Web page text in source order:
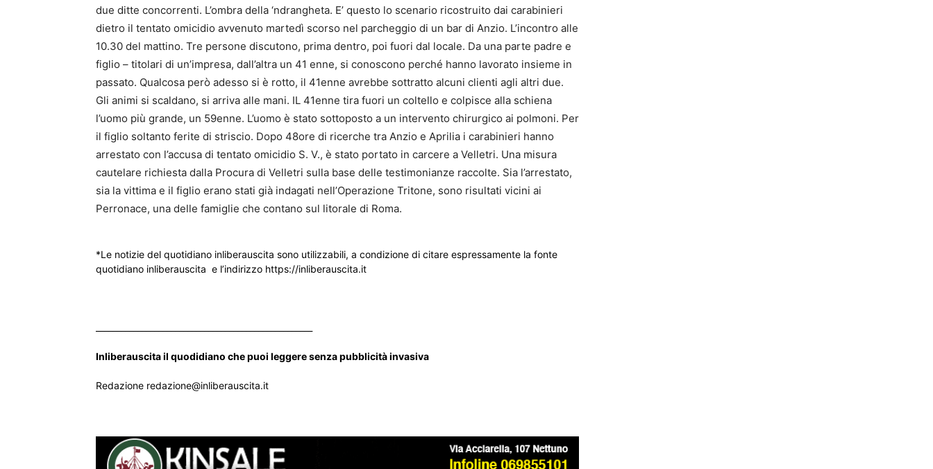
due ditte concorrenti. L’ombra della ‘ndrangheta. E’ questo lo scenario ricostruito dai carabinieri
dietro il tentato omicidio avvenuto martedì scorso nel parcheggio di un bar di Anzio. L’incontro alle
10.30 del mattino. Tre persone discutono, prima dentro, poi fuori dal locale. Da una parte padre e
figlio – titolari di un’impresa, dall’altra un 41 enne, si conoscono perché hanno lavorato insieme in
passato. Qualcosa però adesso si è rotto, il 41enne avrebbe sottratto alcuni clienti agli altri due.
Gli animi si scaldano, si arriva alle mani. IL 41enne tira fuori un coltello e colpisce alla schiena
l’uomo più grande, un 59enne. L’uomo è stato sottoposto a un intervento chirurgico ai polmoni. Per
il figlio soltanto ferite di striscio. Dopo 48ore di ricerche tra Anzio e Aprilia i carabinieri hanno
arrestato con l’accusa di tentato omicidio S. V., è stato portato in carcere a Velletri. Una misura
cautelare richiesta dalla Procura di Velletri sulla base delle testimonianze raccolte. Sia l’arrestato,
sia la vittima e il figlio erano stati già indagati nell’Operazione Tritone, sono risultati vicini ai
Perronace, una delle famiglie che contano sul litorale di Roma.
*Le notizie del quotidiano inliberauscita sono utilizzabili, a condizione di citare espressamente la fonte
quotidiano inliberauscita e l’indirizzo https://inliberauscita.it
Inliberauscita il quodidiano che puoi leggere senza pubblicità invasiva
Redazione redazione@inliberauscita.it